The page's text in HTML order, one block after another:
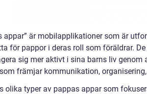
appar” är mobilapplikationer som är
för pappor i deras roll som föräldrar.
sig mer aktivt i sina barns liv genom
främjar kommunikation,
olika typer av pappas appar som